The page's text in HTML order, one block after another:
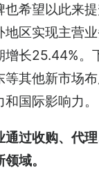
也希望以此来
地区实现主营
增长25.44%。
等其他新市场
国际影响力。
通过收购、代
域。